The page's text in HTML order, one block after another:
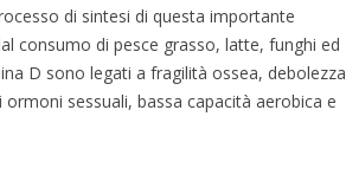
di sintesi di questa importante
consumo di pesce grasso, latte, funghi ed
D sono legati a fragilità ossea, debolezza
sessuali, bassa capacità aerobica e